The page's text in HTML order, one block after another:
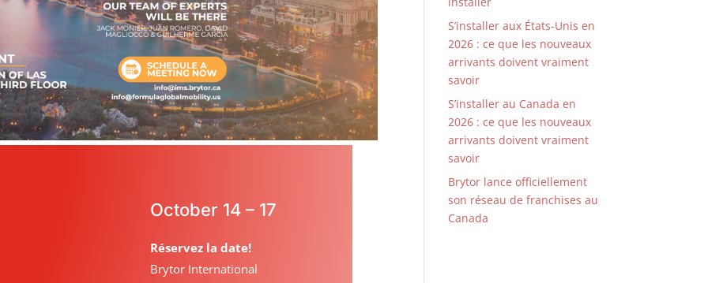
October 14 – 17
Réservez la date!
Brytor International
S’installer aux États-Unis en
2026 : ce que les nouveaux
arrivants doivent vraiment
savoir
S’installer au Canada en
2026 : ce que les nouveaux
arrivants doivent vraiment
savoir
Brytor lance officiellement
son réseau de franchises au
Canada